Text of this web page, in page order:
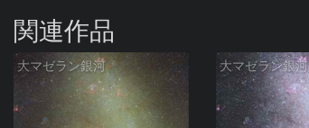
関連作品
大マゼラン銀河 大マゼラン銀河